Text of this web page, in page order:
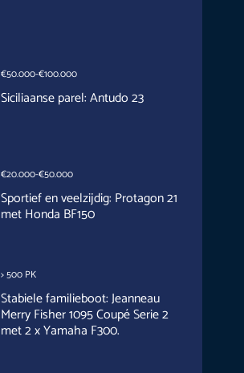
€50.000-€100.000
Siciliaanse parel: Antudo 23
€20.000-€50.000
Sportief en veelzijdig: Protagon 21
met Honda BF150
> 500 PK
Stabiele familieboot: Jeanneau
Merry Fisher 1095 Coupé Serie 2
met 2 x Yamaha F300.